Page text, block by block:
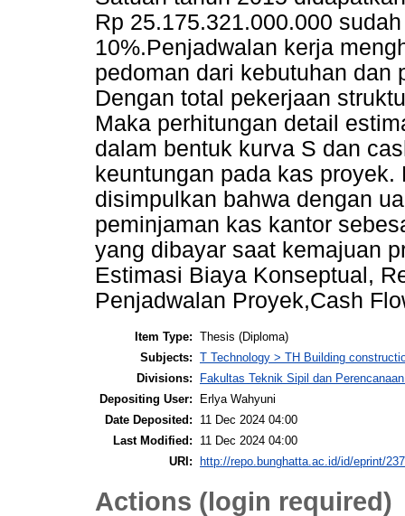
Rp 25.175.321.000.000
10%.Penjadwalan kerja
pedoman dari kebutuhan dan
Dengan total pekerjaan
Maka perhitungan detail
dalam bentuk kurva S dan
keuntungan pada kas
disimpulkan bahwa dengan
peminjaman kas kantor
yang dibayar saat kemajuan
Estimasi Biaya Konseptual,
Penjadwalan Proyek,Cash
Item Type: Thesis (Diploma)
Subjects: T Technology > TH Building
Divisions:
Fakultas Teknik Sipil dan
Depositing User:
Erlya Wahyuni
Date Deposited:
11 Dec 2024 04:00
Last Modified:
11 Dec 2024 04:00
URI:
http://repo.bunghatta.ac.id/id/eprint/
Actions (login required)